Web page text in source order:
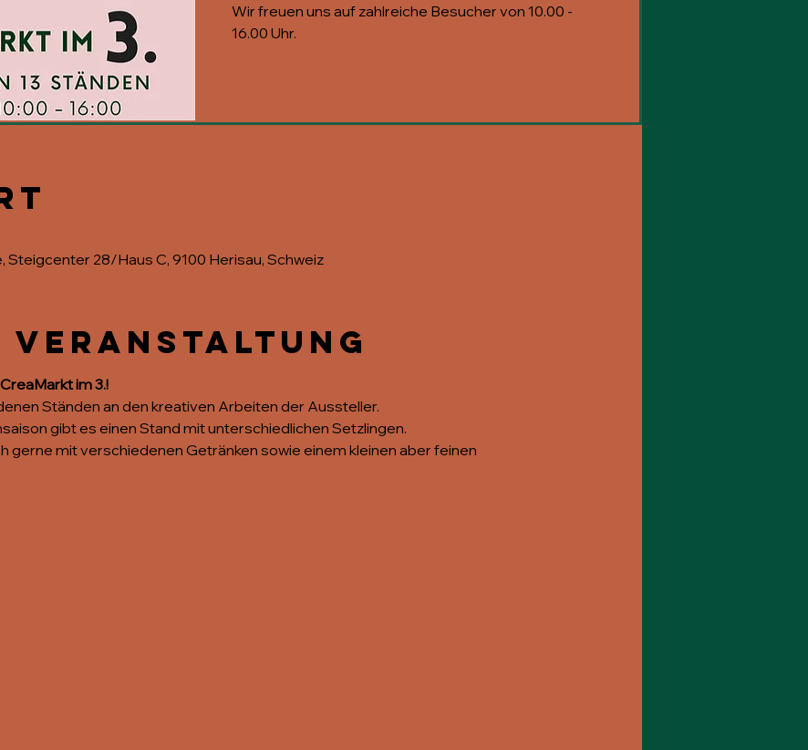
Wir freuen uns auf zahlreiche Besucher von 10.00 -
16.00 Uhr.
Steigcenter 28/Haus C, 9100 Herisau, Schweiz
Veranstaltung
im 3.!
Ständen an den kreativen Arbeiten der Aussteller.
gibt es einen Stand mit unterschiedlichen Setzlingen.
gerne mit verschiedenen Getränken sowie einem kleinen aber feinen